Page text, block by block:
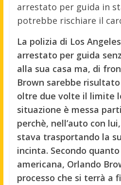
arrestato per guida in
potrebbe rischiare il
La polizia di Los
arrestato per guida
alla sua casa ma, di
Brown sarebbe
oltre due volte il limite
situazione è messa
perchè, nell’auto con
stava trasportando la
incinta. Secondo
americana, Orlando
processo che si terrà a